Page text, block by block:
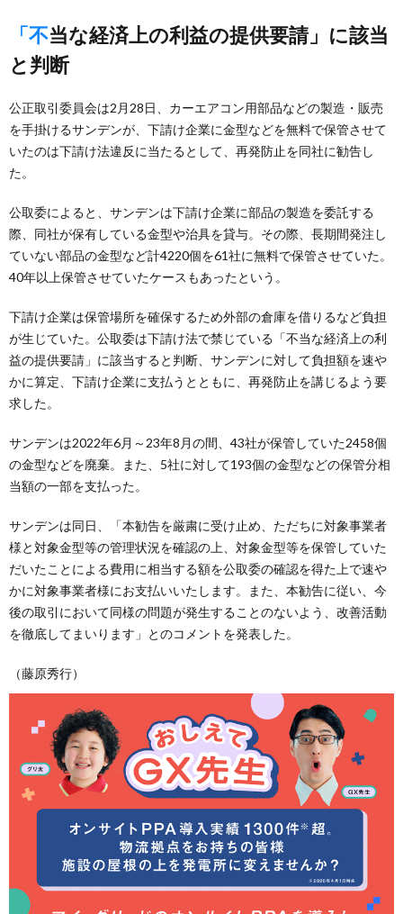
「不当な経済上の利益の提供要請」に該当
と判断
公正取引委員会は2月28日、カーエアコン用部品などの製造・販売
を手掛けるサンデンが、下請け企業に金型などを無料で保管させて
いたのは下請け法違反に当たるとして、再発防止を同社に勧告し
た。
公取委によると、サンデンは下請け企業に部品の製造を委託する
際、同社が保有している金型や治具を貸与。その際、長期間発注し
ていない部品の金型など計4220個を61社に無料で保管させていた。
40年以上保管させていたケースもあったという。
下請け企業は保管場所を確保するため外部の倉庫を借りるなど負担
が生じていた。公取委は下請け法で禁じている「不当な経済上の利
益の提供要請」に該当すると判断、サンデンに対して負担額を速や
かに算定、下請け企業に支払うとともに、再発防止を講じるよう要
求した。
サンデンは2022年6月～23年8月の間、43社が保管していた2458個
の金型などを廃棄。また、5社に対して193個の金型などの保管分相
当額の一部を支払った。
サンデンは同日、「本勧告を厳粛に受け止め、ただちに対象事業者
様と対象金型等の管理状況を確認の上、対象金型等を保管していた
だいたことによる費用に相当する額を公取委の確認を得た上で速や
かに対象事業者様にお支払いいたします。また、本勧告に従い、今
後の取引において同様の問題が発生することのないよう、改善活動
を徹底してまいります」とのコメントを発表した。
（藤原秀行）